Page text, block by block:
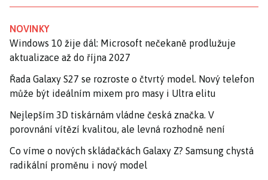
NOVINKY
Windows 10 žije dál: Microsoft nečekaně prodlužuje
aktualizace až do října 2027
Řada Galaxy S27 se rozroste o čtvrtý model. Nový telefon
může být ideálním mixem pro masy i Ultra elitu
Nejlepším 3D tiskárnám vládne česká značka. V
porovnání vítězí kvalitou, ale levná rozhodně není
Co víme o nových skládačkách Galaxy Z? Samsung chystá
radikální proměnu i nový model